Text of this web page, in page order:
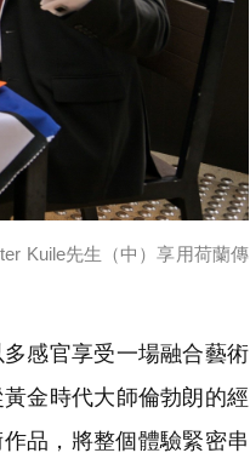
Kuile先生（中）享用荷蘭傳
感官享受一場融合藝術
金時代大師倫勃朗的經
品，將整個體驗緊密串